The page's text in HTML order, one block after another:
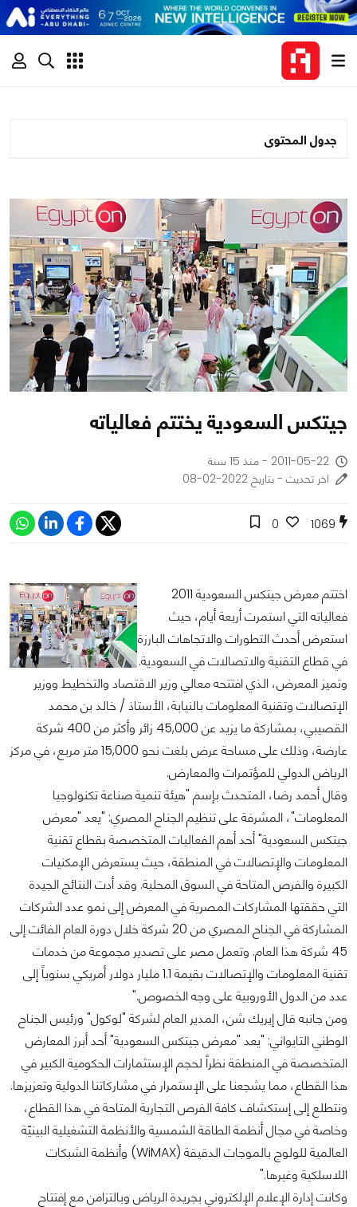
جدول المحتوى
جيتكس السعودية يختتم فعالياته
2011-05-22 - منذ 15 سنة
اخر تحديث - بتاريخ 2022-02-08
1069
0
اختتم معرض جيتكس السعودية 2011
فعالياته التي استمرت أربعة أيام، حيث
استعرض أحدث التطورات والاتجاهات البارزة
في قطاع التقنية والاتصالات في السعودية.
وتميز المعرض، الذي افتتحه معالي وزير الاقتصاد والتخطيط ووزير
الإتصالات وتقنية المعلومات بالنيابة، الأستاذ / خالد بن محمد
القصيبي، بمشاركة ما يزيد عن 45,000 زائر وأكثر من 400 شركة
عارضة، وذلك على مساحة عرض بلغت نحو 15,000 متر مربع، في مركز
الرياض الدولي للمؤتمرات والمعارض.
وقال أحمد رضا، المتحدث بإسم "هيئة تنمية صناعة تكنولوجيا
المعلومات"، المشرفة على تنظيم الجناح المصري: "يعد "معرض
جيتكس السعودية" أحد أهم الفعاليات المتخصصة بقطاع تقنية
المعلومات والإتصالات في المنطقة، حيث يستعرض الإمكنيات
الكبيرة والفرص المتاحة في السوق المحلية. وقد أدت النتائج الجيدة
التي حققتها المشاركات المصرية في المعرض إلى نمو عدد الشركات
المشاركة في الجناح المصري من 20 شركة خلال دورة العام الفائت إلى
45 شركة هذا العام. وتعمل مصر على تصدير مجموعة من خدمات
تقنية المعلومات والإتصالات بقيمة 1.1 مليار دولار أمريكي سنوياً إلى
عدد من الدول الأوروبية على وجه الخصوص."
ومن جانبه قال إيريك شن، المدير العام لشركة "لوكول" ورئيس الجناح
الوطني التايواني: "يعد "معرض جيتكس السعودية" أحد أبرز المعارض
المتخصصة في المنطقة نظراً لحجم الإستثمارات الحكومية الكبير في
هذا القطاع، مما يشجعنا على الإستمرار في مشاركاتنا الدولية وتعزيزها.
ونتطلع إلى إستكشاف كافة الفرص التجارية المتاحة في هذا القطاع،
وخاصة في مجال أنظمة الطاقة الشمسية والأنظمة التشغيلية البينيّة
العالمية للولوج بالموجات الدقيقة (WiMAX) وأنظمة الشبكات
اللاسلكية وغيرها."
وكانت إدارة الإعلام الإلكتروني بجريدة الرياض وبالتزامن مع إفتتاح